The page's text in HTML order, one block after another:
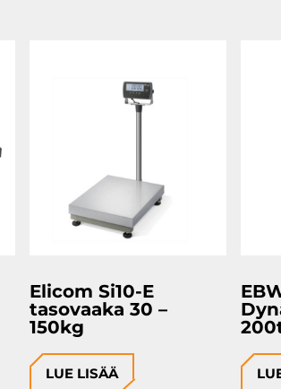
Elicom Si10-E
tasovaaka 30 –
150kg
LUE LISÄÄ